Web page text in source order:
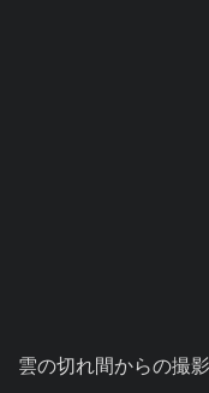
雲の切れ間からの撮